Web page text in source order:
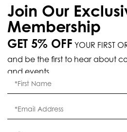
Join Our
Membership
GET 5% OFF YOUR FIRST
and be the first to hear about
and events.